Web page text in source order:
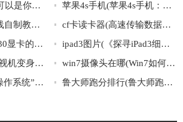
razer金环蛇(它也可以是你的一份信仰：Razer金环蛇)
苹果4s手机(苹果4s手机：性能优越，多功能应用，值得信赖)
网线制作方法(网线自制教程：打造稳定高速的家庭网络)
cf卡读卡器(高速传输数据，又小又便携——CF卡读卡器)
hd4830(ATIHD4830显卡的参数、性能及评测分析)
ipad3图片(《探寻iPad3细节，多角度观看高清实拍图片》)
ipadtv(用iPad把电视机变身，畅享更大屏幕体验)
win7摄像头在哪(Win7如何查找并启用摄像头)
symbianos(“塞班操作系统”：电子科技界瑰宝)
鲁大师跑分排行(鲁大师跑分排行榜:测试全球智能手机性能排名)